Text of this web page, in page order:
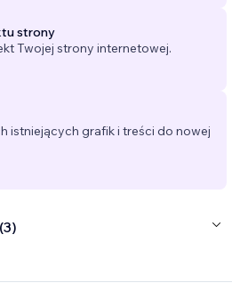
strony
Twojej strony internetowej.
istniejących grafik i treści do nowej